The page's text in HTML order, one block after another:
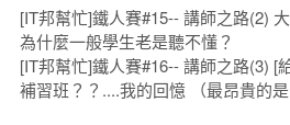
[IT邦幫忙]鐵人賽#15-- 講師之路(2)
為什麼一般學生老是聽不懂？
[IT邦幫忙]鐵人賽#16-- 講師之路(3) [
補習班？？....我的回憶 （最昂貴的是